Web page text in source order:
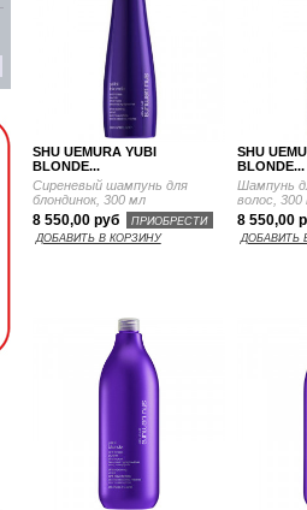
SHU UEMURA YUBI
BLONDE...
Сиреневый шампунь для
блондинок, 300 мл
8 550,00 руб
ПРИОБРЕСТИ
ДОБАВИТЬ В КОРЗИНУ
SHU
BLONDE...
Шампунь
волос, 300
8 550,00
ДОБАВИТЬ